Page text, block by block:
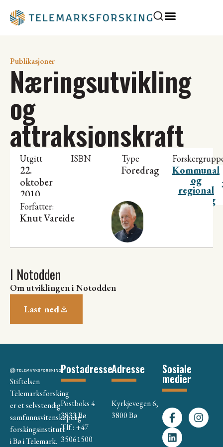
Publikasjoner
Næringsutvikling
og
attraksjonskraft
Utgitt
22.
oktober
2010
ISBN Type
Foredrag Kommunal
og
regional
utvikling
Forfatter:
Knut Vareide
I Notodden
Om utviklingen i Notodden
Last ned
Stiftelsen
Telemarksforsking
er et selvstendig
samfunnsvitenskapelig
forskingsinstitutt
i Bø i Telemark.
Postadresse
Postboks 4
3833 Bø
Tlf.: +47
35061500
Adresse
Kyrkjevegen 6,
3800 Bø
Sosiale
medier